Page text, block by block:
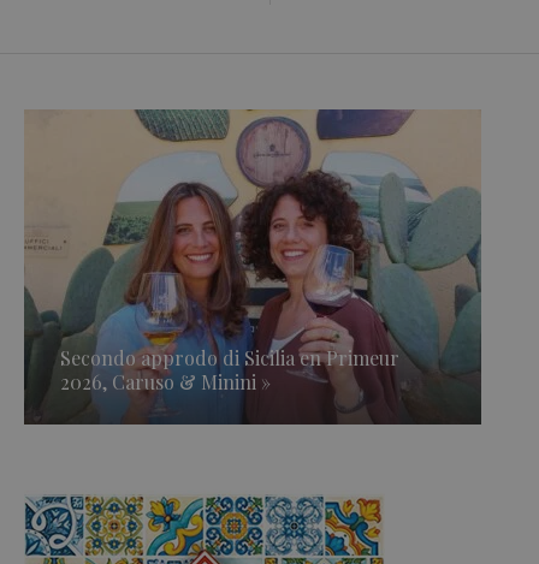
Secondo approdo di Sicilia en Primeur
2026, Caruso & Minini »